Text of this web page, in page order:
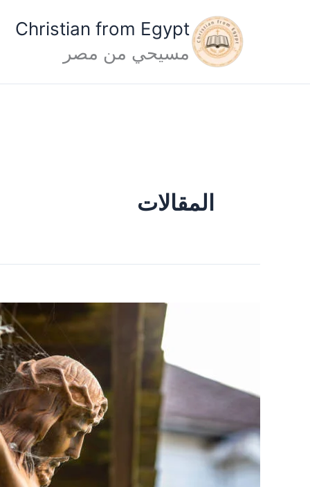
Christian from Egypt
مسيحي من مصر
المقالات
الْفُقَرَاءَ
(غلاطية
١٠:٢)